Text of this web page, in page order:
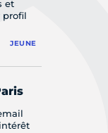
et
profil
JEUNE